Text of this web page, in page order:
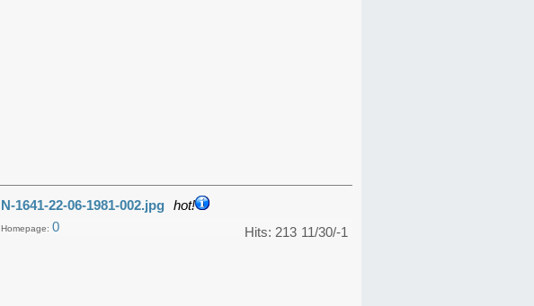
N-1641-22-06-1981-002.jpg hot!
11/30/-1
Hits: 213
Homepage: 0